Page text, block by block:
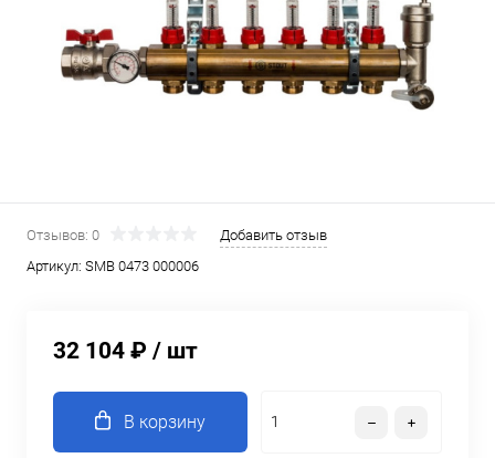
Отзывов: 0
Добавить отзыв
Артикул: SMB 0473 000006
32 104 ₽ / шт
В корзину